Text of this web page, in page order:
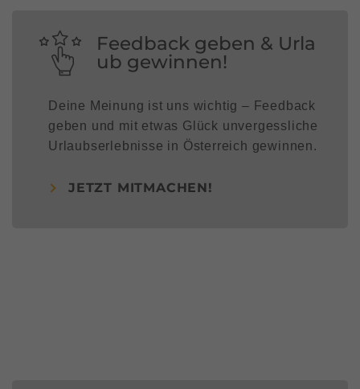
Feedback geben & Urla
ub gewinnen!
Deine Meinung ist uns wichtig – Feedback
geben und mit etwas Glück unvergessliche
Urlaubserlebnisse in Österreich gewinnen.
JETZT MITMACHEN!